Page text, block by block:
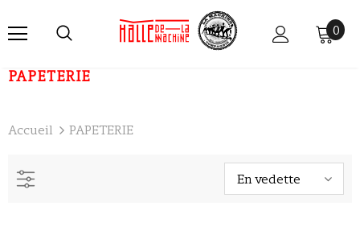
0
PAPETERIE
Accueil PAPETERIE
En vedette